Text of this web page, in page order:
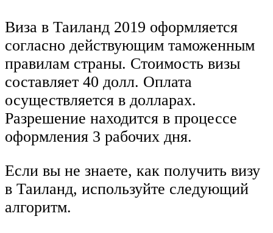
Виза в Таиланд 2019 оформляется
согласно действующим таможенным
правилам страны. Стоимость визы
составляет 40 долл. Оплата
осуществляется в долларах.
Разрешение находится в процессе
оформления 3 рабочих дня.
Если вы не знаете, как получить визу
в Таиланд, используйте следующий
алгоритм.